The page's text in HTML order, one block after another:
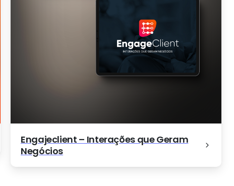
Engajeclient – Interações que Geram
Negócios
Fotografia